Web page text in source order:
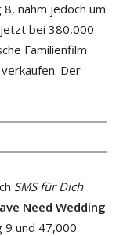
nahm jedoch um
bei 380,000
Familienfilm
Der
SMS für Dich
Need Wedding
9 und 47,000